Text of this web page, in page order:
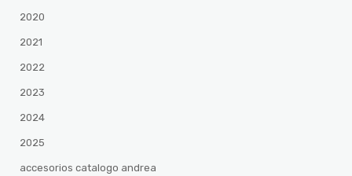
2020
2021
2022
2023
2024
2025
accesorios catalogo andrea